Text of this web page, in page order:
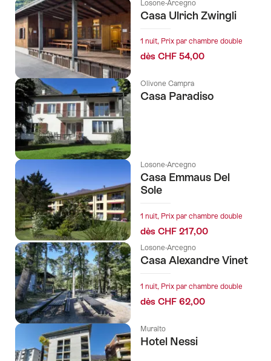
Losone-Arcegno
Casa Ulrich Zwingli
1 nuit, Prix par chambre double
dès CHF 54,00
Olivone Campra
Casa Paradiso
Losone-Arcegno
Casa Emmaus Del
Sole
1 nuit, Prix par chambre double
dès CHF 217,00
Losone-Arcegno
Casa Alexandre Vinet
1 nuit, Prix par chambre double
dès CHF 62,00
Muralto
Hotel Nessi